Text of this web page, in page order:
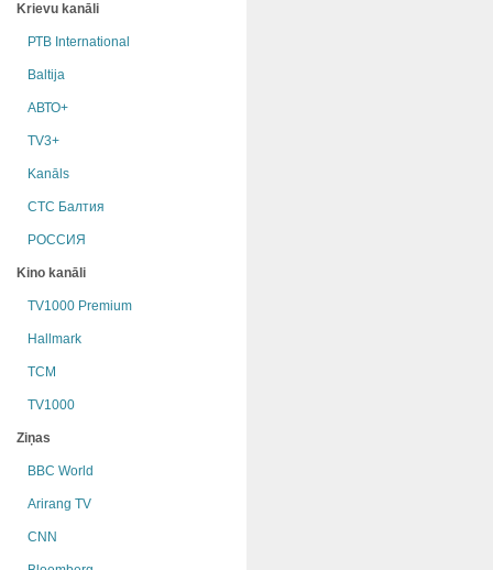
Krievu kanāli
РТB International
Baltija
АВТО+
TV3+
Kanāls
СТС Балтия
РОССИЯ
Kino kanāli
TV1000 Premium
Hallmark
TCM
TV1000
Ziņas
BBC World
Arirang TV
CNN